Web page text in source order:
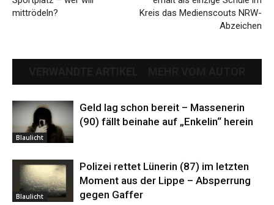
mittrödeln?
Kreis das Medienscouts NRW-
Abzeichen
Blaulicht
Geld lag schon bereit – Massenerin
(90) fällt beinahe auf „Enkelin“ herein
Blaulicht
Polizei rettet Lünerin (87) im letzten
Moment aus der Lippe – Absperrung
gegen Gaffer